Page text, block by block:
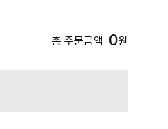
총 주문금액 0원